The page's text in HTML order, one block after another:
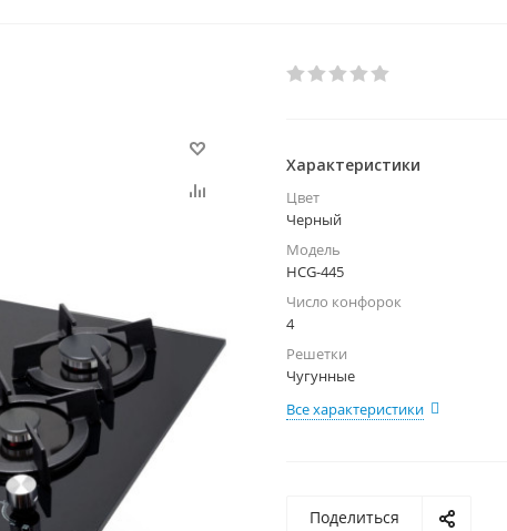
Характеристики
Цвет
Черный
Модель
HCG-445
Число конфорок
4
Решетки
Чугунные
Все характеристики
Поделиться